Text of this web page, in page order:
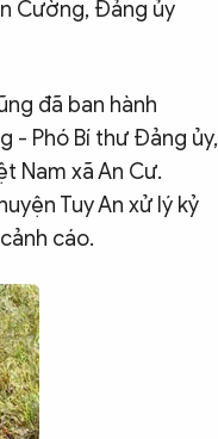
Cường, Đảng ủy
đã ban hành
- Phó Bí thư Đảng ủy,
Nam xã An Cư.
Tuy An xử lý kỷ
cáo.